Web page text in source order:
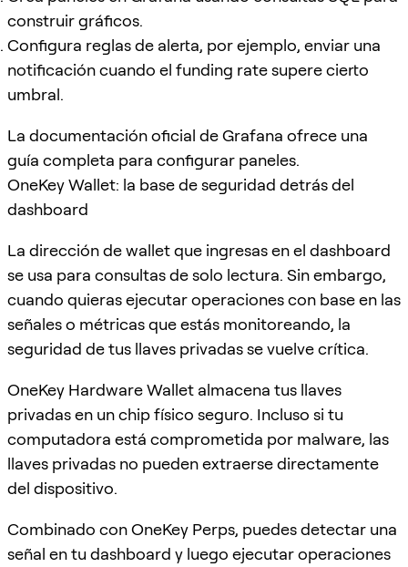
construir gráficos.
Configura reglas de alerta, por ejemplo, enviar una
notificación cuando el funding rate supere cierto
umbral.
La documentación oficial de Grafana ofrece una
guía completa para configurar paneles.
OneKey Wallet: la base de seguridad detrás del
dashboard
La dirección de wallet que ingresas en el dashboard
se usa para consultas de solo lectura. Sin embargo,
cuando quieras ejecutar operaciones con base en las
señales o métricas que estás monitoreando, la
seguridad de tus llaves privadas se vuelve crítica.
OneKey Hardware Wallet almacena tus llaves
privadas en un chip físico seguro. Incluso si tu
computadora está comprometida por malware, las
llaves privadas no pueden extraerse directamente
del dispositivo.
Combinado con OneKey Perps, puedes detectar una
señal en tu dashboard y luego ejecutar operaciones